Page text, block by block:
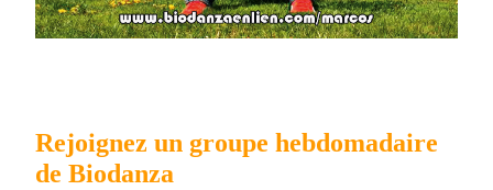
Rejoignez un groupe hebdomadaire
de Biodanza